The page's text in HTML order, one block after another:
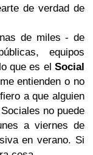
de verdad de
de miles - de
equipos
que es el Social
entienden o no
a que alguien
no puede
a viernes de
en verano. Si